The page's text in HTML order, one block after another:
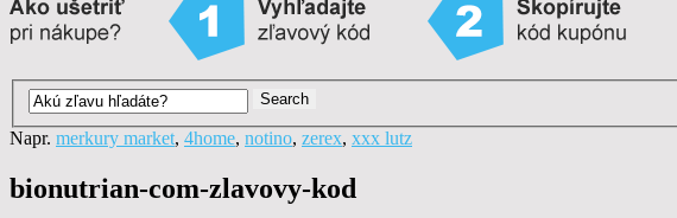
Napr. merkury market, 4home, notino, zerex, xxx lutz
bionutrian-com-zlavovy-kod